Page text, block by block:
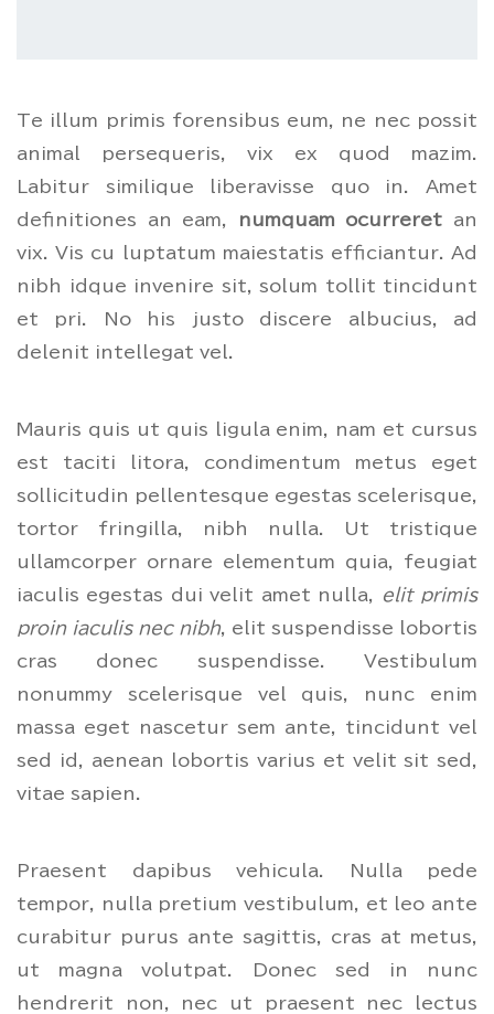
Te illum primis forensibus eum, ne nec possit
animal persequeris, vix ex quod mazim.
Labitur similique liberavisse quo in. Amet
definitiones an eam,
numquam ocurreret an
vix. Vis cu luptatum maiestatis efficiantur. Ad
nibh idque invenire sit, solum tollit tincidunt
et pri. No his justo discere albucius, ad
delenit intellegat vel.
Mauris quis ut quis ligula enim, nam et cursus
est taciti litora, condimentum metus eget
sollicitudin pellentesque egestas scelerisque,
tortor fringilla, nibh nulla. Ut tristique
ullamcorper ornare elementum quia, feugiat
iaculis egestas dui velit amet nulla,
elit primis
proin iaculis nec nibh, elit suspendisse lobortis
cras donec suspendisse. Vestibulum
nonummy scelerisque vel quis, nunc enim
massa eget nascetur sem ante, tincidunt vel
sed id, aenean lobortis varius et velit sit sed,
vitae sapien.
Praesent dapibus vehicula. Nulla pede
tempor, nulla pretium vestibulum, et leo ante
curabitur purus ante sagittis, cras at metus,
ut magna volutpat. Donec sed in nunc
hendrerit non, nec ut praesent nec lectus